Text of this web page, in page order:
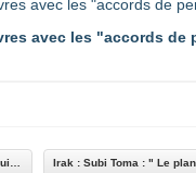
avec les "accords de